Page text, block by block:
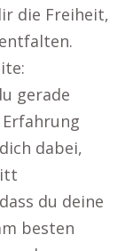
die Freiheit,
gerade
dabei,
du deine
besten